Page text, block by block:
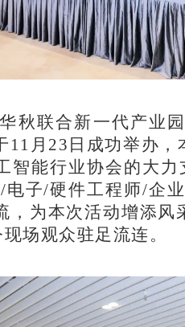
秋联合新一代产业
11月23日成功举办
智能行业协会的大
子/硬件工程师/企
，为本次活动增添风
场观众驻足流连。